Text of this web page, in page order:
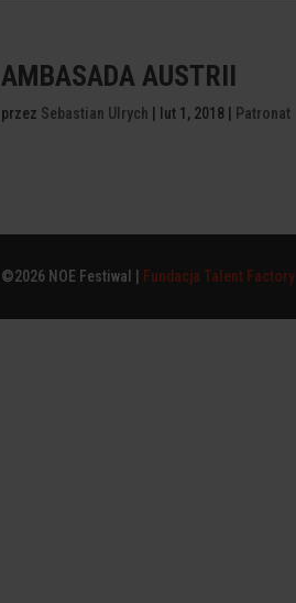
AMBASADA AUSTRII
przez Sebastian Ulrych lut 1, 2018 Patronat
©2026 NOE Festiwal | Fundacja Talent Factory